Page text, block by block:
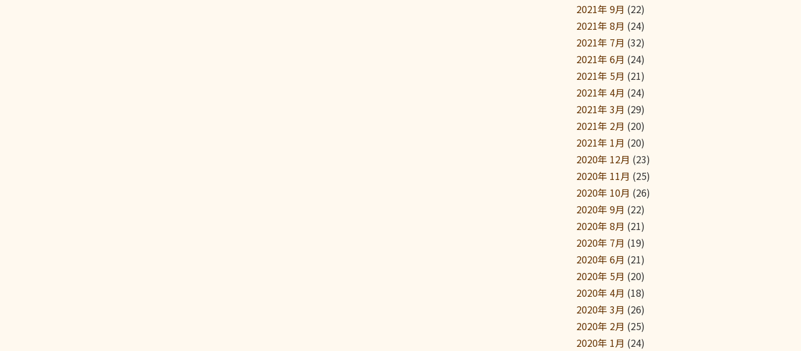
2021年 9月 (22)
2021年 8月 (24)
2021年 7月 (32)
2021年 6月 (24)
2021年 5月 (21)
2021年 4月 (24)
2021年 3月 (29)
2021年 2月 (20)
2021年 1月 (20)
2020年 12月 (23)
2020年 11月 (25)
2020年 10月 (26)
2020年 9月 (22)
2020年 8月 (21)
2020年 7月 (19)
2020年 6月 (21)
2020年 5月 (20)
2020年 4月 (18)
2020年 3月 (26)
2020年 2月 (25)
2020年 1月 (24)